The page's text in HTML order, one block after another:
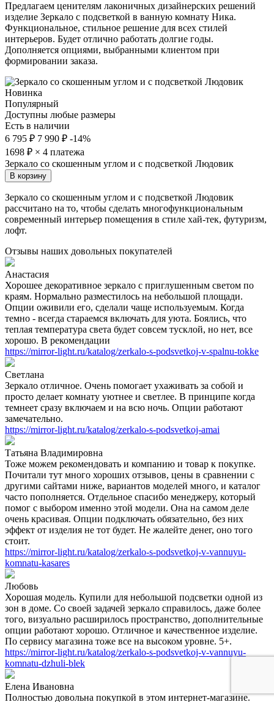
Предлагаем ценителям лаконичных дизайнерских решений
изделие Зеркало с подсветкой в ванную комнату Ника.
Функциональное, стильное решение для всех стилей
интерьеров. Будет отлично работать долгие годы.
Дополняется опциями, выбранными клиентом при
формировании заказа.
Новинка
Популярный
Доступны любые размеры
Есть в наличии
6 795 ₽ 7 990 ₽ -14%
1698 ₽ × 4 платежа
Зеркало со скошенным углом и с подсветкой Людовик
В корзину
Зеркало со скошенным углом и с подсветкой Людовик
рассчитано на то, чтобы сделать многофункциональным
современный интерьер помещения в стиле хай-тек, футуризм,
лофт.
Отзывы наших довольных покупателей
Анастасия
Хорошее декоративное зеркало с приглушенным светом по
краям. Нормально разместилось на небольшой площади.
Опции оживили его, сделали чаще используемым. Когда
темно - всегда стараемся включать для уюта. Боялись, что
теплая температура света будет совсем тусклой, но нет, все
хорошо. В рекомендации
https://mirror-light.ru/katalog/zerkalo-s-podsvetkoj-v-spalnu-tokke
Светлана
Зеркало отличное. Очень помогает ухаживать за собой и
просто делает комнату уютнее и светлее. В принципе когда
темнеет сразу включаем и на всю ночь. Опции работают
замечательно.
https://mirror-light.ru/katalog/zerkalo-s-podsvetkoj-amai
Татьяна Владимировна
Тоже можем рекомендовать и компанию и товар к покупке.
Почитали тут много хороших отзывов, цены в сравнении с
другими сайтами ниже, вариантов моделей много, и каталог
часто пополняется. Отдельное спасибо менеджеру, который
помог с выбором именно этой модели. Она на самом деле
очень красивая. Опции подключать обязательно, без них
эффект от изделия не тот будет. Не жалейте денег, оно того
стоит.
https://mirror-light.ru/katalog/zerkalo-s-podsvetkoj-v-vannuyu-
komnatu-kasares
Любовь
Хорошая модель. Купили для небольшой подсветки одной из
зон в доме. Со своей задачей зеркало справилось, даже более
того, визуально расширилось пространство, дополнительные
опции работают хорошо. Отличное и качественное изделие.
По сервису магазина тоже все на высоком уровне. 5+.
https://mirror-light.ru/katalog/zerkalo-s-podsvetkoj-v-vannuyu-
komnatu-dzhuli-blek
Елена Ивановна
Полностью довольна покупкой в этом интернет-магазине.